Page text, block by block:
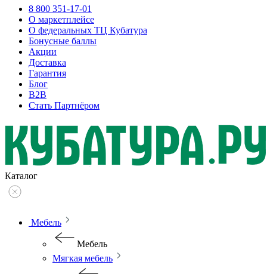
8 800 351-17-01
О маркетплейсе
О федеральных ТЦ Кубатура
Бонусные баллы
Акции
Доставка
Гарантия
Блог
B2B
Стать Партнёром
Каталог
Мебель
Мебель
Мягкая мебель